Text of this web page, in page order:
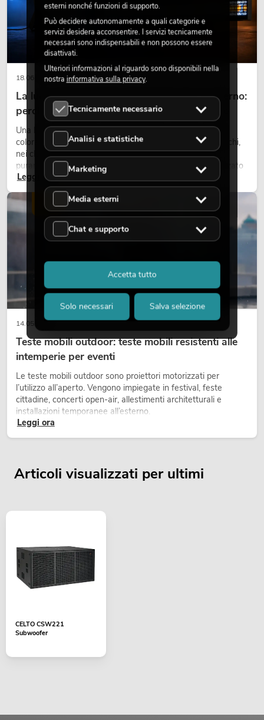
18.06.2026
La luce retrò nel design illuminotecnico moderno:
perché la luce calda torna ad avere successo
Una luce molto calda, superfici luminose visibili e accenti
colorati caratterizzano molti lighting design attuali su palchi,
nei club e negli eventi. La luce rétro non è un effetto
puramente nostalgico, ma uno strumento di design utilizzato
in modo consapevole: crea atmosfera, dona carattere alle
scene e può rendere più emozionali i setup LED tecnici.
Leggi ora
14.05.2026
Teste mobili outdoor: teste mobili resistenti alle
intemperie per eventi
Le teste mobili outdoor sono proiettori motorizzati per
l’utilizzo all’aperto. Vengono impiegate in festival, feste
cittadine, concerti open-air, allestimenti architetturali e
installazioni temporanee all’esterno.
Leggi ora
LUCE
Articoli visualizzati per ultimi
CELTO CSW221
Subwoofer
esterni nonché funzioni di supporto.
Può decidere autonomamente a quali categorie e
servizi desidera acconsentire. I servizi tecnicamente
necessari sono indispensabili e non possono essere
disattivati.
Ulteriori informazioni al riguardo sono disponibili nella
nostra informativa sulla privacy.
Tecnicamente necessario
Analisi e statistiche
Marketing
Media esterni
Chat e supporto
Solo necessari Salva selezione
Accetta tutto